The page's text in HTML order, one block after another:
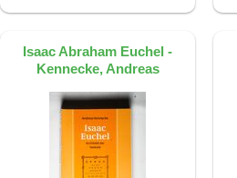
Isaac Abraham Euchel -
Kennecke, Andreas